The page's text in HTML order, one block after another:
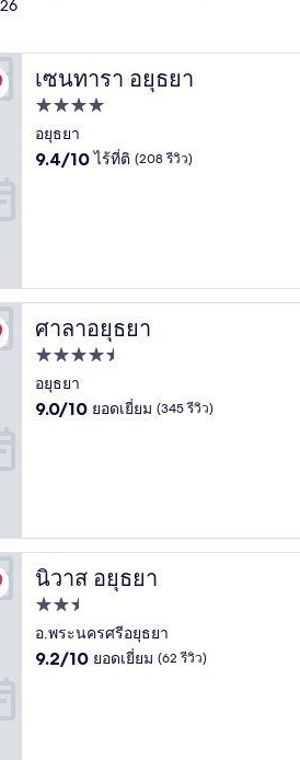
เซนทารา อยุธยา
เซนทารา อยุธยา
ที่พัก
4.0
ดาว
อยุธยา
9.4
รีวิว)
9.4/10 ไร้ที่ติ (208 รีวิว)
ศาลาอยุธยา
ศาลาอยุธยา
ที่พัก
4.5
ดาว
อยุธยา
9.0
9.0/10 ยอดเยี่ยม (345 รีวิว)
นิวาส อยุธยา
นิวาส อยุธยา
ที่พัก
2.5
ดาว
อ.พระนครศรีอยุธยา
9.2
9.2/10 ยอดเยี่ยม (62 รีวิว)